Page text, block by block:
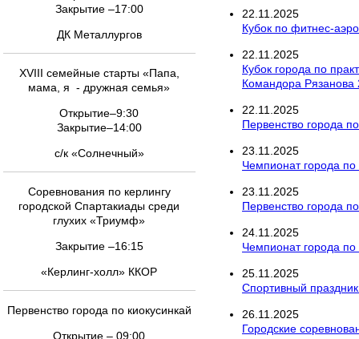
Закрытие –17:00
ДК Металлургов
XVIII семейные старты «Папа,
мама, я - дружная семья»
Открытие–9:30
Закрытие–14:00
с/к «Солнечный»
Соревнования по керлингу
городской Спартакиады среди
глухих «Триумф»
Закрытие –16:15
«Керлинг-холл» ККОР
Первенство города по киокусинкай
Открытие – 09:00
22.11.2025
Кубок по фитнес-
22.11.2025
Кубок города по
Командора Рязанова
22.11.2025
Первенство города
23.11.2025
Чемпионат города
23.11.2025
Первенство города
24.11.2025
Чемпионат города по
25.11.2025
Спортивный
26.11.2025
Городские